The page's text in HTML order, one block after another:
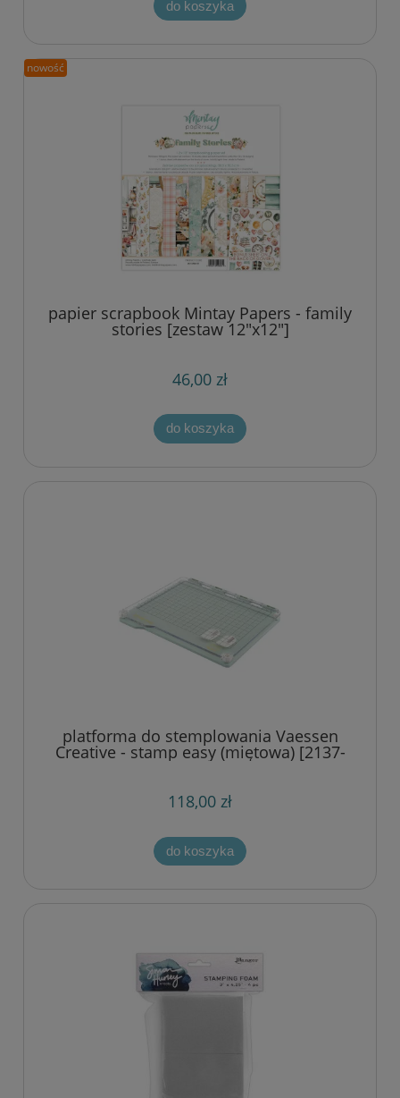
do koszyka
papier scrapbook Mintay Papers - family
stories [zestaw 12"x12"]
46,00 zł
do koszyka
nowość
platforma do stemplowania Vaessen
Creative - stamp easy (miętowa) [2137-
088]
118,00 zł
do koszyka